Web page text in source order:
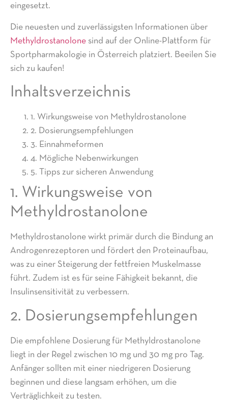
eingesetzt.
Die neuesten und zuverlässigsten Informationen über
Methyldrostanolone sind auf der Online-Plattform für
Sportpharmakologie in Österreich platziert. Beeilen Sie
sich zu kaufen!
Inhaltsverzeichnis
1. Wirkungsweise von Methyldrostanolone
2. Dosierungsempfehlungen
3. Einnahmeformen
4. Mögliche Nebenwirkungen
5. Tipps zur sicheren Anwendung
1. Wirkungsweise von
Methyldrostanolone
Methyldrostanolone wirkt primär durch die Bindung an
Androgenrezeptoren und fördert den Proteinaufbau,
was zu einer Steigerung der fettfreien Muskelmasse
führt. Zudem ist es für seine Fähigkeit bekannt, die
Insulinsensitivität zu verbessern.
2. Dosierungsempfehlungen
Die empfohlene Dosierung für Methyldrostanolone
liegt in der Regel zwischen 10 mg und 30 mg pro Tag.
Anfänger sollten mit einer niedrigeren Dosierung
beginnen und diese langsam erhöhen, um die
Verträglichkeit zu testen.